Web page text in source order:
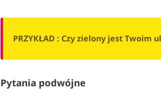
PRZYKŁAD : Czy zielony jest Twoim
Pytania podwójne